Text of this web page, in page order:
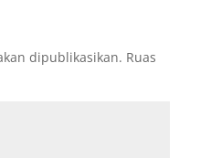
dipublikasikan. Ruas